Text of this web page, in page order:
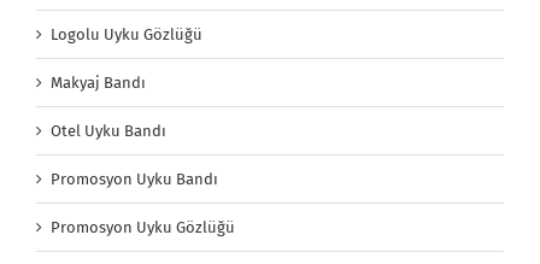
Logolu Uyku Gözlüğü
Makyaj Bandı
Otel Uyku Bandı
Promosyon Uyku Bandı
Promosyon Uyku Gözlüğü